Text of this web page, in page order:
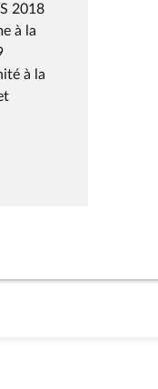
2018
à la
à la